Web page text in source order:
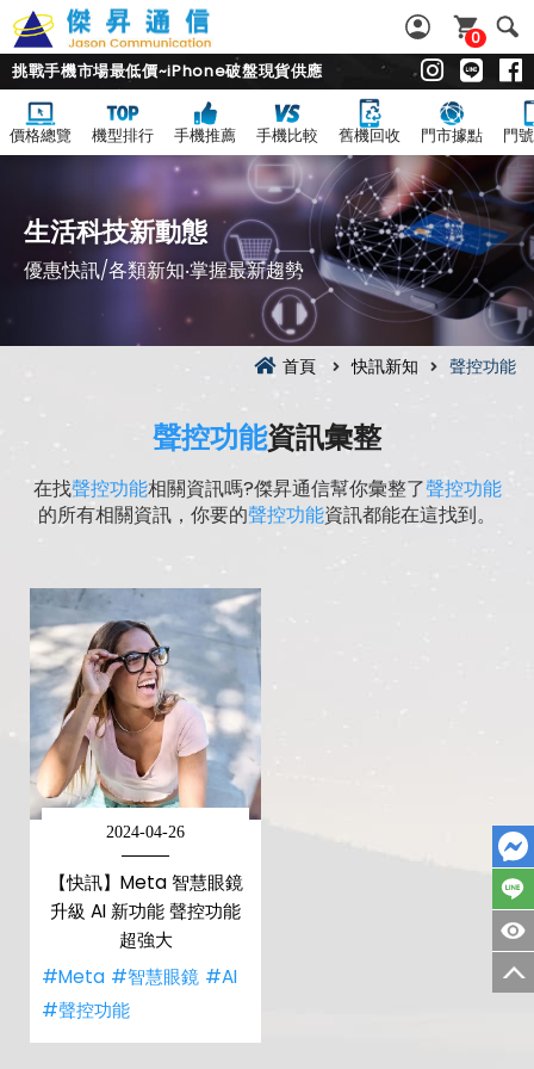
0
挑戰手機市場最低價~iPhone破盤現貨供應
價格總覽 機型排行 手機推薦 手機比較 舊機回收 門市據點 門
生活科技新動態
優惠快訊/各類新知‧掌握最新趨勢
首頁 快訊新知 聲控功能
聲控功能資訊彙整
在找聲控功能相關資訊嗎?傑昇通信幫你彙整了聲控功能
的所有相關資訊，你要的聲控功能資訊都能在這找到。
2024-04-26
【快訊】Meta 智慧眼鏡
升級 AI 新功能 聲控功能
超強大
#Meta #智慧眼鏡 #AI
#聲控功能